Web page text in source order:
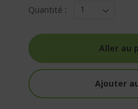
Quantité :
Aller au
Ajouter